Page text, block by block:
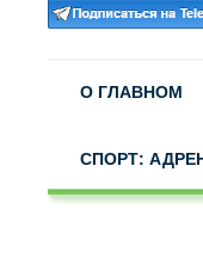
О ГЛАВНОМ
СПОРТ: